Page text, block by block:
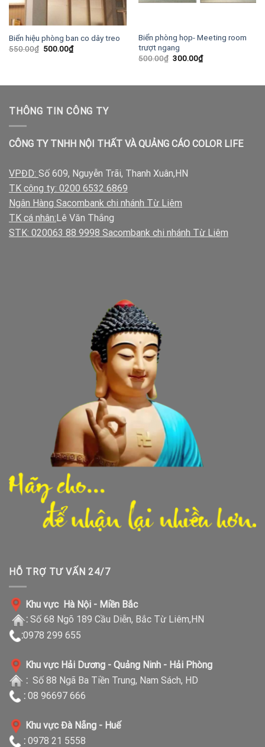
Biển hiệu phòng ban co dây treo
550.00₫ Giá
500.00₫Giá
hiện
Biển phòng họp- Meeting room
trượt ngang
500.00₫ Giá
300.00₫Giá
hiện
300.00₫.
THÔNG TIN CÔNG TY
CÔNG TY TNHH NỘI THẤT VÀ QUẢNG CÁO COLOR LIFE
VPĐD: Số 609, Nguyễn Trãi, Thanh Xuân,HN
TK công ty: 0200 6532 6869
Ngân Hàng Sacombank chi nhánh Từ Liêm
TK cá nhân:Lê Văn Thắng
STK: 020063 88 9998 Sacombank chi nhánh Từ Liêm
HỖ TRỢ TƯ VẤN 24/7
Khu vực Hà Nội - Miền Bắc
: Số 68 Ngõ 189 Cầu Diễn, Bắc Từ Liêm,HN
:0978 299 655
Khu vực Hải Dương - Quảng Ninh - Hải Phòng
: Số 88 Ngã Ba Tiền Trung, Nam Sách, HD
: 08 96697 666
Khu vực Đà Nẵng - Huế
: 0978 21 5558